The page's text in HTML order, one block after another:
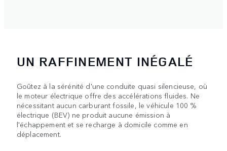
UN RAFFINEMENT INÉGALÉ
Goûtez à la sérénité d'une conduite quasi silencieuse, où
le moteur électrique offre des accélérations fluides. Ne
nécessitant aucun carburant fossile, le véhicule 100 %
électrique (BEV) ne produit aucune émission à
l'échappement et se recharge à domicile comme en
déplacement.